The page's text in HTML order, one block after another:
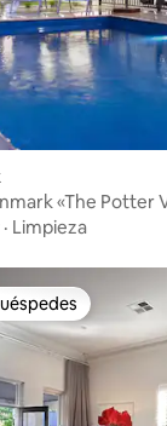
«The Potter
· Limpieza